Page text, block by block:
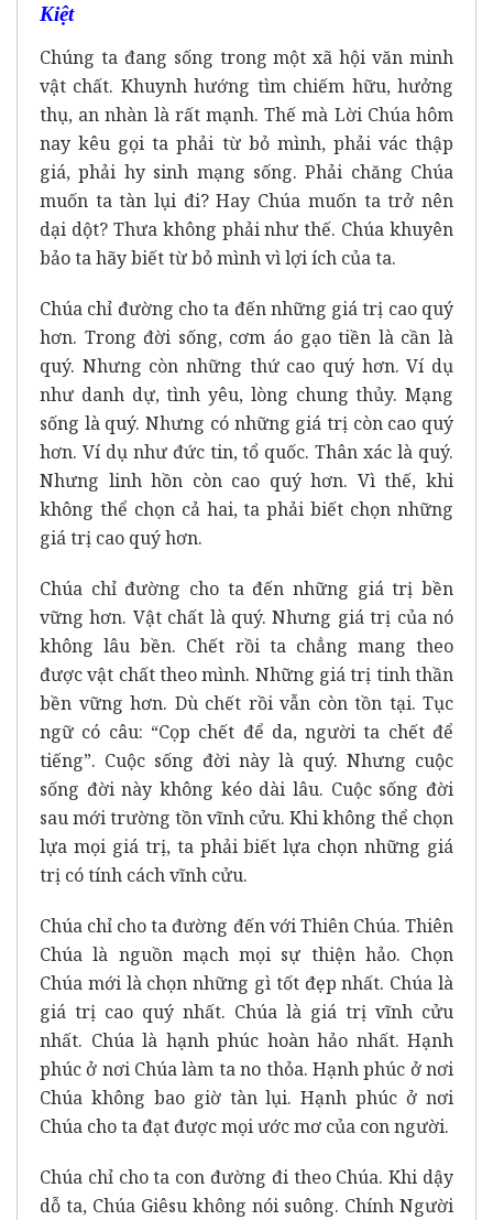
Kiệt
Chúng ta đang sống trong một xã hội văn minh
vật chất. Khuynh hướng tìm chiếm hữu, hưởng
thụ, an nhàn là rất mạnh. Thế mà Lời Chúa hôm
nay kêu gọi ta phải từ bỏ mình, phải vác thập
giá, phải hy sinh mạng sống. Phải chăng Chúa
muốn ta tàn lụi đi? Hay Chúa muốn ta trở nên
dại dột? Thưa không phải như thế. Chúa khuyên
bảo ta hãy biết từ bỏ mình vì lợi ích của ta.
Chúa chỉ đường cho ta đến những giá trị cao quý
hơn. Trong đời sống, cơm áo gạo tiền là cần là
quý. Nhưng còn những thứ cao quý hơn. Ví dụ
như danh dự, tình yêu, lòng chung thủy. Mạng
sống là quý. Nhưng có những giá trị còn cao quý
hơn. Ví dụ như đức tin, tổ quốc. Thân xác là quý.
Nhưng linh hồn còn cao quý hơn. Vì thế, khi
không thể chọn cả hai, ta phải biết chọn những
giá trị cao quý hơn.
Chúa chỉ đường cho ta đến những giá trị bền
vững hơn. Vật chất là quý. Nhưng giá trị của nó
không lâu bền. Chết rồi ta chẳng mang theo
được vật chất theo mình. Những giá trị tinh thần
bền vững hơn. Dù chết rồi vẫn còn tồn tại. Tục
ngữ có câu: “Cọp chết để da, người ta chết để
tiếng”. Cuộc sống đời này là quý. Nhưng cuộc
sống đời này không kéo dài lâu. Cuộc sống đời
sau mới trường tồn vĩnh cửu. Khi không thể chọn
lựa mọi giá trị, ta phải biết lựa chọn những giá
trị có tính cách vĩnh cửu.
Chúa chỉ cho ta đường đến với Thiên Chúa. Thiên
Chúa là nguồn mạch mọi sự thiện hảo. Chọn
Chúa mới là chọn những gì tốt đẹp nhất. Chúa là
giá trị cao quý nhất. Chúa là giá trị vĩnh cửu
nhất. Chúa là hạnh phúc hoàn hảo nhất. Hạnh
phúc ở nơi Chúa làm ta no thỏa. Hạnh phúc ở nơi
Chúa không bao giờ tàn lụi. Hạnh phúc ở nơi
Chúa cho ta đạt được mọi ước mơ của con người.
Chúa chỉ cho ta con đường đi theo Chúa. Khi dậy
dỗ ta, Chúa Giêsu không nói suông. Chính Người